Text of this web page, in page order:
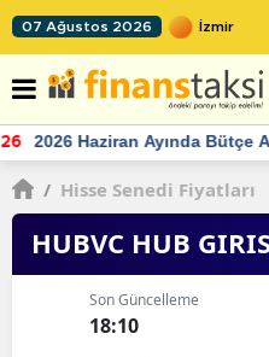
07 Ağustos 2026
22:24 TCMB'nin
/ Hisse Senedi Fiyatları
HUBVC HUB
Son Güncelleme
18:10